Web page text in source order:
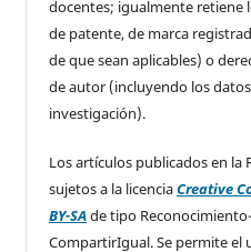
docentes; igualmente retiene
de patente, de marca
de que sean aplicables) o
de autor (incluyendo los
investigación).
Los artículos publicados en la
sujetos a la licenciaCreative
BY-SAde tipo Reconocimiento-
CompartirIgual. Se permite el